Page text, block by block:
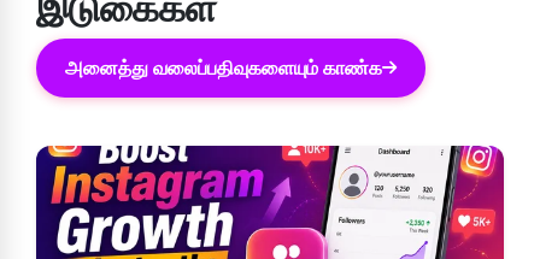
அனைத்து வலைப்பதிவுகளையும் காண்க